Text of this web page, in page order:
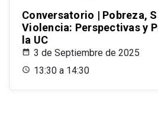
Conversatorio | Pobreza,
Violencia: Perspectivas y
la UC
3 de Septiembre de 2025
13:30 a 14:30